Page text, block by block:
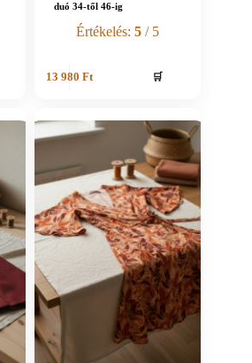
duó 34-től 46-ig
Értékelés:5 / 5
13 980 Ft 🛒